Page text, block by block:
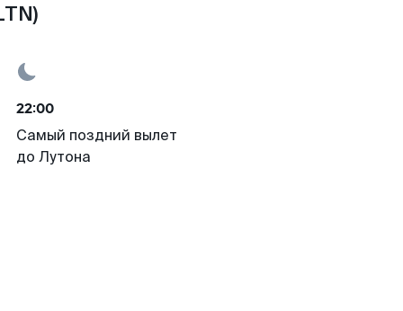
22:00
Самый поздний вылет
до Лутона